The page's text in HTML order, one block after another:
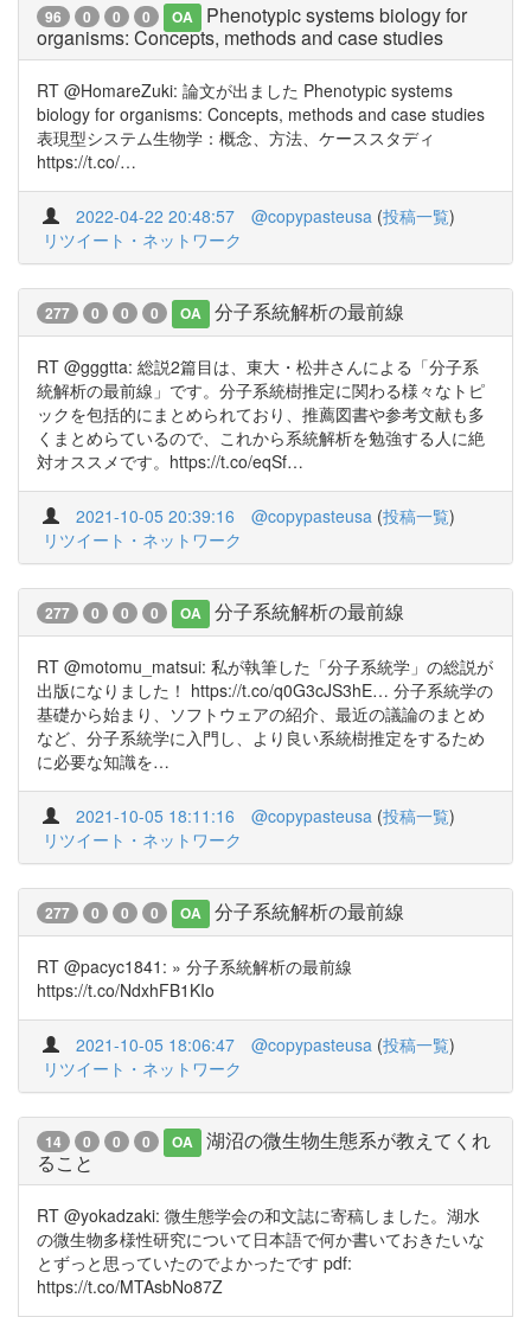
96 0 0 0 OA
Phenotypic systems biology for
organisms: Concepts, methods and case studies
RT @HomareZuki: 論文が出ました Phenotypic systems
biology for organisms: Concepts, methods and case studies
表現型システム生物学：概念、方法、ケーススタディ
https://t.co/…
2022-04-22 20:48:57 @copypasteusa (投稿一覧)
リツイート・ネットワーク
277 0 0 0 OA 分子系統解析の最前線
RT @gggtta: 総説2篇目は、東大・松井さんによる「分子系
統解析の最前線」です。分子系統樹推定に関わる様々なトピ
ックを包括的にまとめられており、推薦図書や参考文献も多
くまとめらているので、これから系統解析を勉強する人に絶
対オススメです。https://t.co/eqSf…
2021-10-05 20:39:16 @copypasteusa (投稿一覧)
リツイート・ネットワーク
277 0 0 0 OA 分子系統解析の最前線
RT @motomu_matsui: 私が執筆した「分子系統学」の総説が
出版になりました！ https://t.co/q0G3cJS3hE… 分子系統学の
基礎から始まり、ソフトウェアの紹介、最近の議論のまとめ
など、分子系統学に入門し、より良い系統樹推定をするため
に必要な知識を…
2021-10-05 18:11:16 @copypasteusa (投稿一覧)
リツイート・ネットワーク
277 0 0 0 OA 分子系統解析の最前線
RT @pacyc1841: » 分子系統解析の最前線
https://t.co/NdxhFB1KIo
2021-10-05 18:06:47 @copypasteusa (投稿一覧)
リツイート・ネットワーク
14 0 0 0 OA
湖沼の微生物生態系が教えてくれ
ること
RT @yokadzaki: 微生態学会の和文誌に寄稿しました。湖水
の微生物多様性研究について日本語で何か書いておきたいな
とずっと思っていたのでよかったです pdf:
https://t.co/MTAsbNo87Z